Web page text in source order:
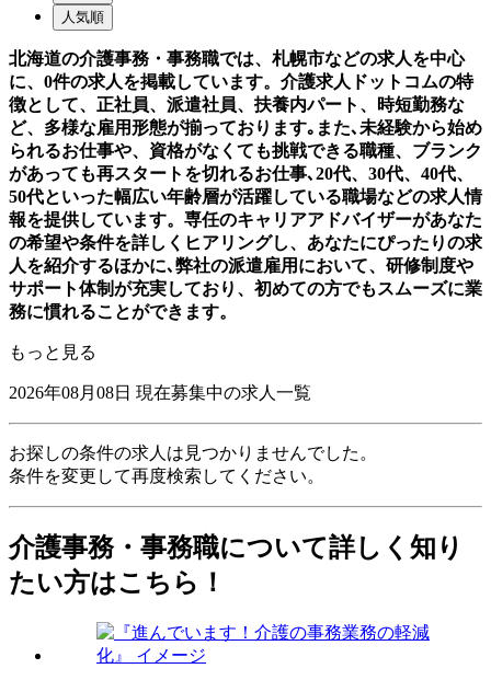
人気順
北海道の介護事務・事務職では、札幌市などの求人を中心
に、0件の求人を掲載しています。介護求人ドットコムの特
徴として、正社員、派遣社員、扶養内パート、時短勤務な
ど、多様な雇用形態が揃っております｡また､未経験から始め
られるお仕事や、資格がなくても挑戦できる職種、ブランク
があっても再スタートを切れるお仕事､20代、30代、40代、
50代といった幅広い年齢層が活躍している職場などの求人情
報を提供しています。専任のキャリアアドバイザーがあなた
の希望や条件を詳しくヒアリングし、あなたにぴったりの求
人を紹介するほかに､弊社の派遣雇用において、研修制度や
サポート体制が充実しており、初めての方でもスムーズに業
務に慣れることができます。
もっと見る
2026年08月08日 現在募集中の求人一覧
お探しの条件の求人は見つかりませんでした。
条件を変更して再度検索してください。
介護事務・事務職について詳しく知り
たい方はこちら！